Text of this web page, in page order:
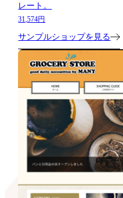
レート。
31,574円
サンプルショップを見る